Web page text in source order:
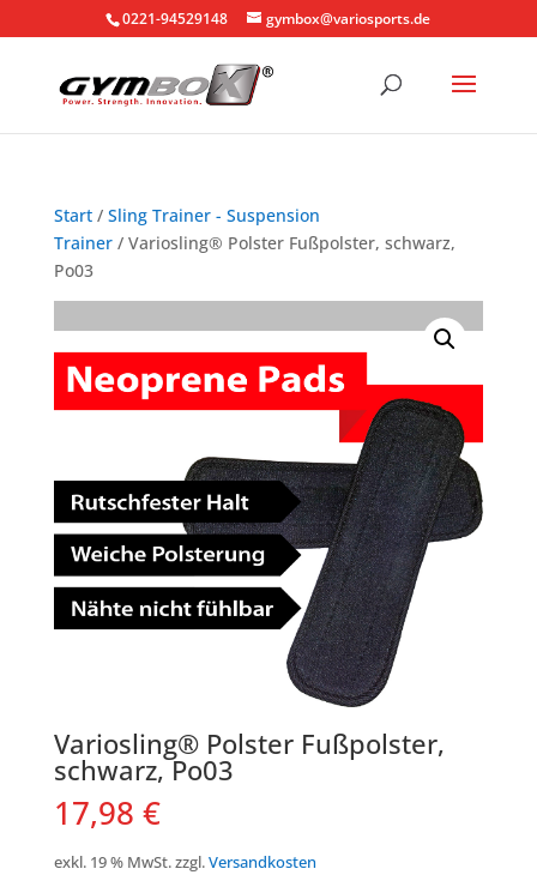
0221-94529148 gymbox@variosports.de
Start/ Sling Trainer - Suspension
Trainer/ Variosling® Polster Fußpolster, schwarz,
Po03
Variosling® Polster Fußpolster,
schwarz, Po03
17,98 €
exkl. 19 % MwSt.zzgl.Versandkosten